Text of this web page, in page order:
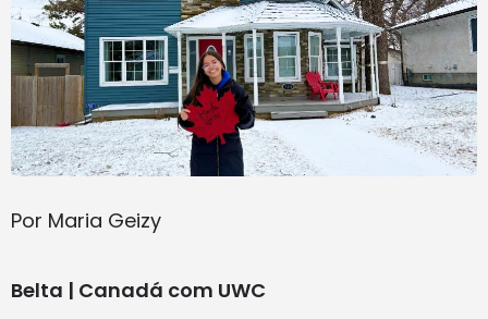
Por Maria Geizy
Belta | Canadá com UWC